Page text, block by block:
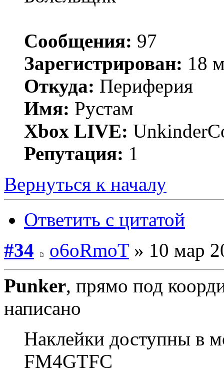
Сообщения: 97
Зарегистрирован: 18
Откуда: Периферия
Имя: Рустам
Xbox LIVE:
Репутация: 1
Вернуться к началу
Ответить с цитатой
#34
o6oRmoT» 10 мар
Punker, прямо под
написано
Наклейки доступны в
FM4GTFC